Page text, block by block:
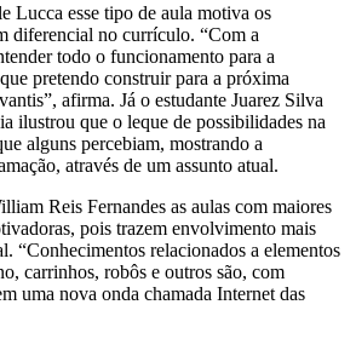
Lucca esse tipo de aula motiva os
diferencial no currículo. “Com a
todo o funcionamento para a
pretendo construir para a próxima
afirma. Já o estudante Juarez Silva
ilustrou que o leque de possibilidades na
alguns percebiam, mostrando a
através de um assunto atual.
Reis Fernandes as aulas com maiores
pois trazem envolvimento mais
“Conhecimentos relacionados a elementos
carrinhos, robôs e outros são, com
uma nova onda chamada Internet das